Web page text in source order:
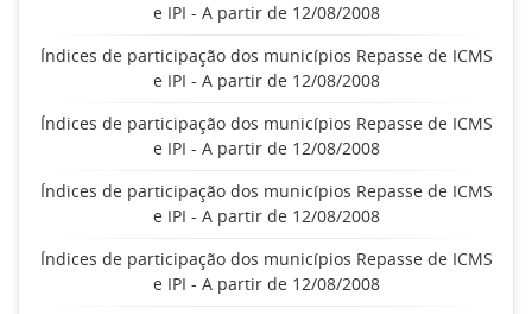
e IPI - A partir de 12/08/2008
Índices de participação dos municípios Repasse de ICMS
e IPI - A partir de 12/08/2008
Índices de participação dos municípios Repasse de ICMS
e IPI - A partir de 12/08/2008
Índices de participação dos municípios Repasse de ICMS
e IPI - A partir de 12/08/2008
Índices de participação dos municípios Repasse de ICMS
e IPI - A partir de 12/08/2008